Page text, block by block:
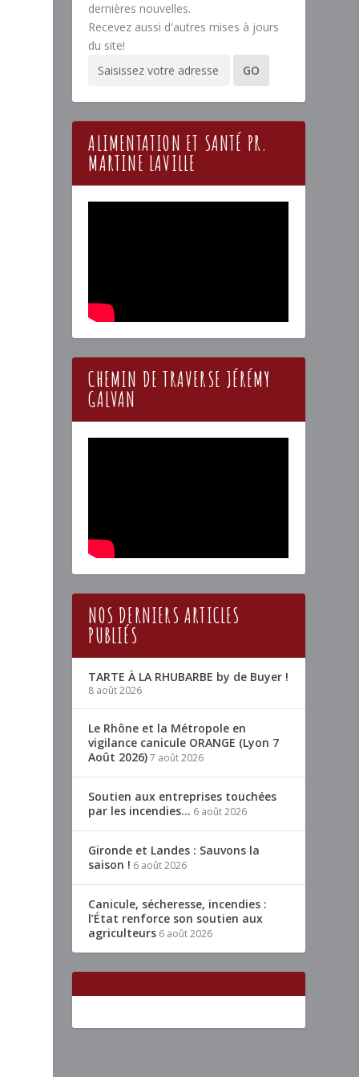
dernières nouvelles.
Recevez aussi d'autres mises à jours
du site!
ALIMENTATION ET SANTÉ PR.
MARTINE LAVILLE
CHEMIN DE TRAVERSE JÉRÉMY
GALVAN
NOS DERNIERS ARTICLES
PUBLIÉS
TARTE À LA RHUBARBE by de Buyer !
8 août 2026
Le Rhône et la Métropole en
vigilance canicule ORANGE (Lyon 7
Août 2026)7 août 2026
Soutien aux entreprises touchées
par les incendies… 6 août 2026
Gironde et Landes : Sauvons la
saison ! 6 août 2026
Canicule, sécheresse, incendies :
l’État renforce son soutien aux
agriculteurs 6 août 2026